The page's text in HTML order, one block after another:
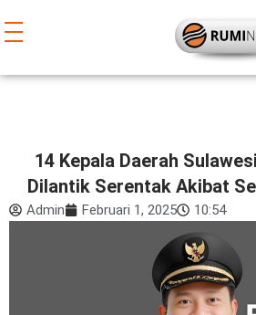
ke
14 Kepala Daerah
Dilantik Serentak Akibat
Admin Februari 1, 2025 10:54